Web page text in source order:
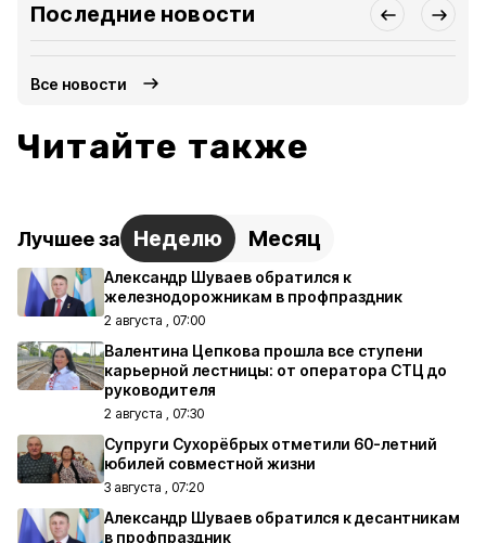
Последние новости
Все новости
Читайте также
Лучшее за Неделю Месяц
Александр Шуваев обратился к
железнодорожникам в профпраздник
2 августа , 07:00
Валентина Цепкова прошла все ступени
карьерной лестницы: от оператора СТЦ до
руководителя
2 августа , 07:30
Супруги Сухорёбрых отметили 60-летний
юбилей совместной жизни
3 августа , 07:20
Александр Шуваев обратился к десантникам
в профпраздник